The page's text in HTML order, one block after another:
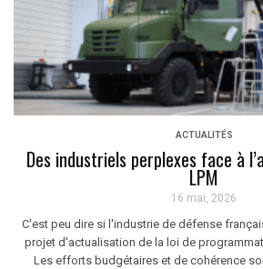
ACTUALITÉS
Des industriels perplexes face à
LPM
16 mai, 2026
C'est peu dire si l'industrie de défense
projet d'actualisation de la loi de
Les efforts budgétaires et de cohérence